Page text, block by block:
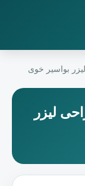
بواسیر خوی
لیزر